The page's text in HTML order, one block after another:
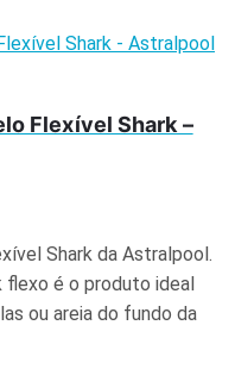
Flexível Shark –
Shark da Astralpool.
flexo é o produto ideal
ou areia do fundo da